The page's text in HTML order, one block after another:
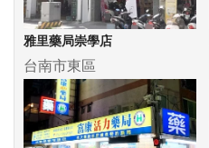
雅里藥局崇學店
台南市東區